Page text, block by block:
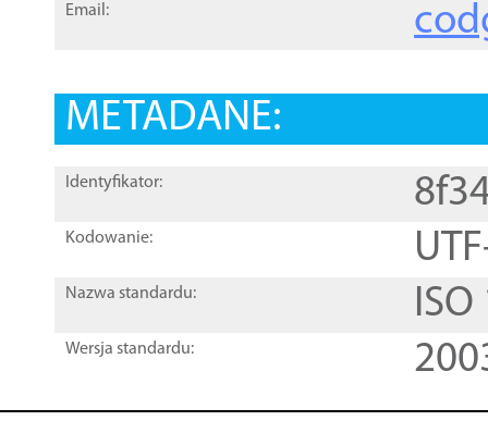
Email:
METADANE:
Identyfikator:
Kodowanie:
Nazwa standardu:
Wersja standardu: